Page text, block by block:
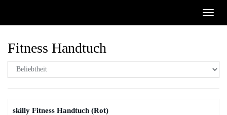
main
Toggle
Fitness Handtuch
skilly Fitness Handtuch (Rot)